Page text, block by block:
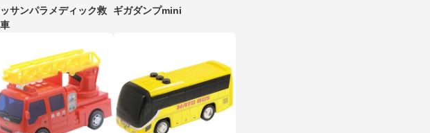
サンパラメディック救
ギガダンプmini